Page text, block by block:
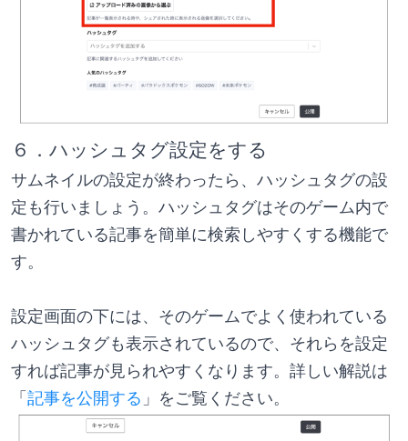
６．ハッシュタグ設定をする
サムネイルの設定が終わったら、ハッシュタグの設
定も行いましょう。ハッシュタグはそのゲーム内で
書かれている記事を簡単に検索しやすくする機能で
す。
設定画面の下には、そのゲームでよく使われている
ハッシュタグも表示されているので、それらを設定
すれば記事が見られやすくなります。詳しい解説は
「記事を公開する 」をご覧ください。